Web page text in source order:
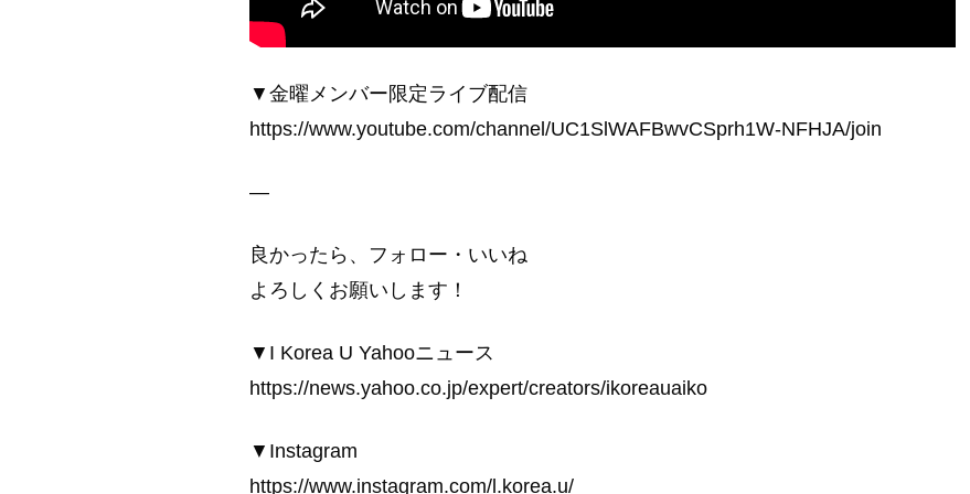
▼金曜メンバー限定ライブ配信
https://www.youtube.com/channel/UC1SlWAFBwvCSprh1W-NFHJA/join
—
良かったら、フォロー・いいね
よろしくお願いします！
▼I Korea U Yahooニュース
https://news.yahoo.co.jp/expert/creators/ikoreauaiko
▼Instagram
https://www.instagram.com/l.korea.u/